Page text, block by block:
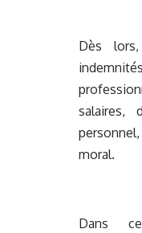
Dès
salaires,
moral.
Dans